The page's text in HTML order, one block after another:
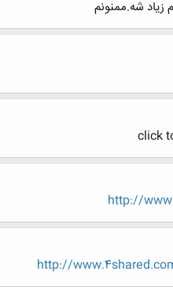
زیاد شه.ممنونم
click
http://
http://